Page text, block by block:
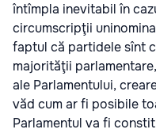
întîmpla inevitabil în
circumscripţii
faptul că partidele sînt
majorităţii
ale Parlamentului,
văd cum ar fi posibile
Parlamentul va fi